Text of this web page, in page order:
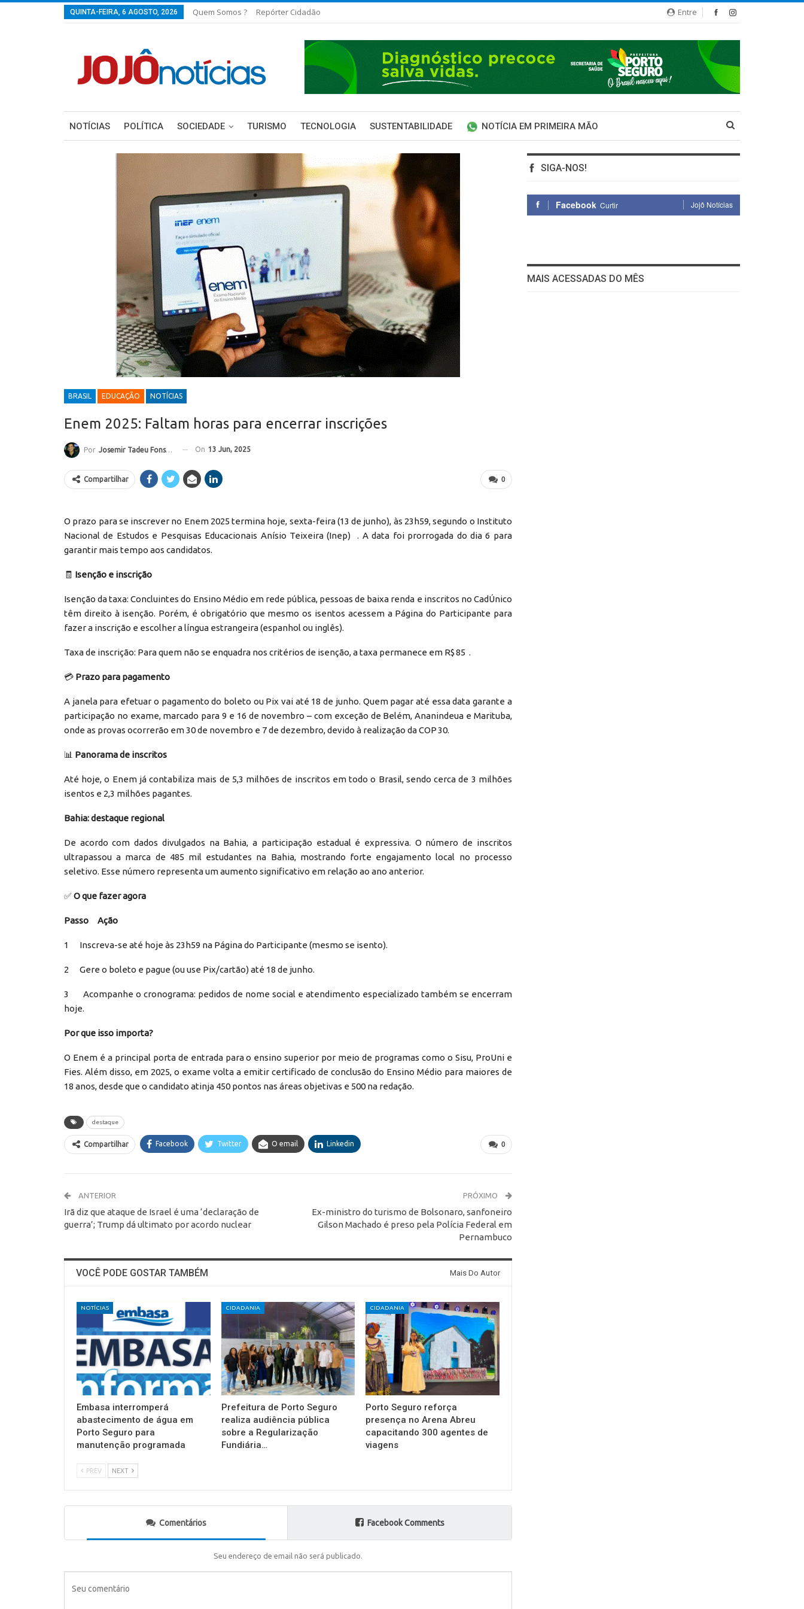
Entre
QUINTA-FEIRA, 6 AGOSTO, 2026 Quem Somos ? Repórter Cidadão
NOTÍCIAS POLÍTICA SOCIEDADE TURISMO TECNOLOGIA SUSTENTABILIDADE NOTÍCIA EM PRIMEIRA MÃO
BRASIL EDUCAÇÃO NOTÍCIAS
Enem 2025: Faltam horas para encerrar inscrições
Por Josemir Tadeu Fonseca On 13 Jun, 2025
0
Compartilhar
O prazo para se inscrever no Enem 2025 termina hoje, sexta-feira (13 de junho), às 23h59, segundo o Instituto
Nacional de Estudos e Pesquisas Educacionais Anísio Teixeira (Inep) . A data foi prorrogada do dia 6 para
garantir mais tempo aos candidatos.
🧾 Isenção e inscrição
Isenção da taxa: Concluintes do Ensino Médio em rede pública, pessoas de baixa renda e inscritos no CadÚnico
têm direito à isenção. Porém, é obrigatório que mesmo os isentos acessem a Página do Participante para
fazer a inscrição e escolher a língua estrangeira (espanhol ou inglês).
Taxa de inscrição: Para quem não se enquadra nos critérios de isenção, a taxa permanece em R$ 85 .
💳 Prazo para pagamento
A janela para efetuar o pagamento do boleto ou Pix vai até 18 de junho. Quem pagar até essa data garante a
participação no exame, marcado para 9 e 16 de novembro – com exceção de Belém, Ananindeua e Marituba,
onde as provas ocorrerão em 30 de novembro e 7 de dezembro, devido à realização da COP 30.
📊 Panorama de inscritos
Até hoje, o Enem já contabiliza mais de 5,3 milhões de inscritos em todo o Brasil, sendo cerca de 3 milhões
isentos e 2,3 milhões pagantes.
Bahia: destaque regional
De acordo com dados divulgados na Bahia, a participação estadual é expressiva. O número de inscritos
ultrapassou a marca de 485 mil estudantes na Bahia, mostrando forte engajamento local no processo
seletivo. Esse número representa um aumento significativo em relação ao ano anterior.
✅O que fazer agora
Passo Ação
1 Inscreva-se até hoje às 23h59 na Página do Participante (mesmo se isento).
2 Gere o boleto e pague (ou use Pix/cartão) até 18 de junho.
3 Acompanhe o cronograma: pedidos de nome social e atendimento especializado também se encerram
hoje.
Por que isso importa?
O Enem é a principal porta de entrada para o ensino superior por meio de programas como o Sisu, ProUni e
Fies. Além disso, em 2025, o exame volta a emitir certificado de conclusão do Ensino Médio para maiores de
18 anos, desde que o candidato atinja 450 pontos nas áreas objetivas e 500 na redação.
destaque
0
Compartilhar Facebook Twitter O email Linkedin
ANTERIOR
Irã diz que ataque de Israel é uma ‘declaração de
guerra’; Trump dá ultimato por acordo nuclear
PRÓXIMO
Ex-ministro do turismo de Bolsonaro, sanfoneiro
Gilson Machado é preso pela Polícia Federal em
Pernambuco
VOCÊ PODE GOSTAR TAMBÉM Mais Do Autor
NOTÍCIAS
Embasa interromperá
abastecimento de água em
Porto Seguro para
manutenção programada
CIDADANIA
Prefeitura de Porto Seguro
realiza audiência pública
sobre a Regularização
Fundiária…
CIDADANIA
Porto Seguro reforça
presença no Arena Abreu
capacitando 300 agentes de
viagens
PREV NEXT
Comentários Facebook Comments
Seu endereço de email não será publicado.
SIGA-NOS!
Facebook Curtir Jojô Notícias
MAIS ACESSADAS DO MÊS